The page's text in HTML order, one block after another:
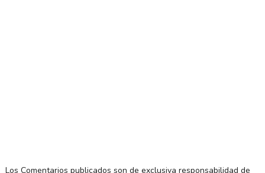
Los Comentarios publicados son de exclusiva responsabilidad de